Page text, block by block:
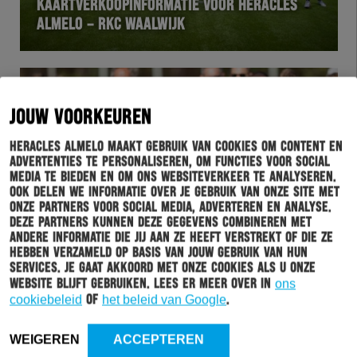
JOUW VOORKEUREN
Heracles Almelo maakt gebruik van cookies om content en
advertenties te personaliseren, om functies voor social
media te bieden en om ons websiteverkeer te analyseren.
Ook delen we informatie over je gebruik van onze site met
onze partners voor social media, adverteren en analyse.
Deze partners kunnen deze gegevens combineren met
andere informatie die jij aan ze heeft verstrekt of die ze
hebben verzameld op basis van jouw gebruik van hun
services. Je gaat akkoord met onze cookies als u onze
website blijft gebruiken. Lees er meer over in ons
cookiebeleid of het beleid van Google.
WEIGEREN ACCEPTEREN
KAARTVERKOOPINFORMATIE VOOR HERACLES
ALMELO – RKC WAALWIJK
WEDSTRIJD 02-09-2021
FOTO’S: WERDER BREMEN – HERACLES ALMELO